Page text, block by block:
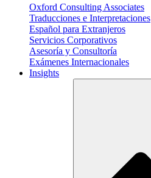
Oxford Consulting Associates
Traducciones e Interpretaciones
Español para Extranjeros
Servicios Corporativos
Asesoría y Consultoría
Exámenes Internacionales
Insights